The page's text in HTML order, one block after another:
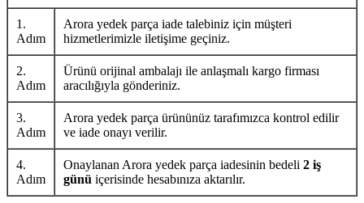
1.
Adım
Arora yedek parça iade talebiniz için müşteri
hizmetlerimizle iletişime geçiniz.
2.
Adım
Ürünü orijinal ambalajı ile anlaşmalı kargo firması
aracılığıyla gönderiniz.
3.
Adım
Arora yedek parça ürününüz tarafımızca kontrol edilir
ve iade onayı verilir.
4.
Adım
Onaylanan Arora yedek parça iadesinin bedeli 2 iş
günü içerisinde hesabınıza aktarılır.